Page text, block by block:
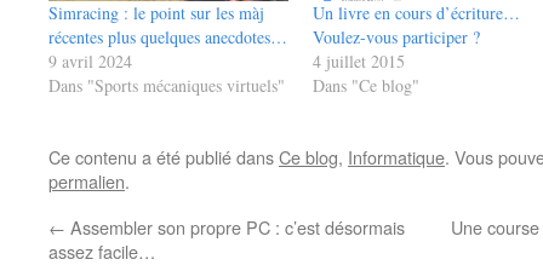
Simracing : le point sur les màj
récentes plus quelques anecdotes…
9 avril 2024
Dans "Sports mécaniques virtuels"
Un livre en cours d’écriture…
Voulez-vous participer ?
4 juillet 2015
Dans "Ce blog"
Ce contenu a été publié dansCe blog, Informatique. Vous
permalien.
← Assembler son propre PC : c’est désormais
assez facile…
Une